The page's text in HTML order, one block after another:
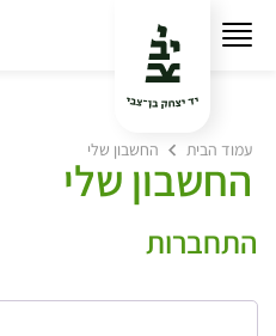
עמוד הבית החשבון שלי
החשבון שלי
התחברות